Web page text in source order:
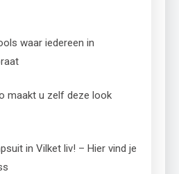
waar iedereen in
maakt u zelf deze look
in Vilket liv! – Hier vind je